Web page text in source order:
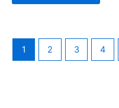
1 2 3 4